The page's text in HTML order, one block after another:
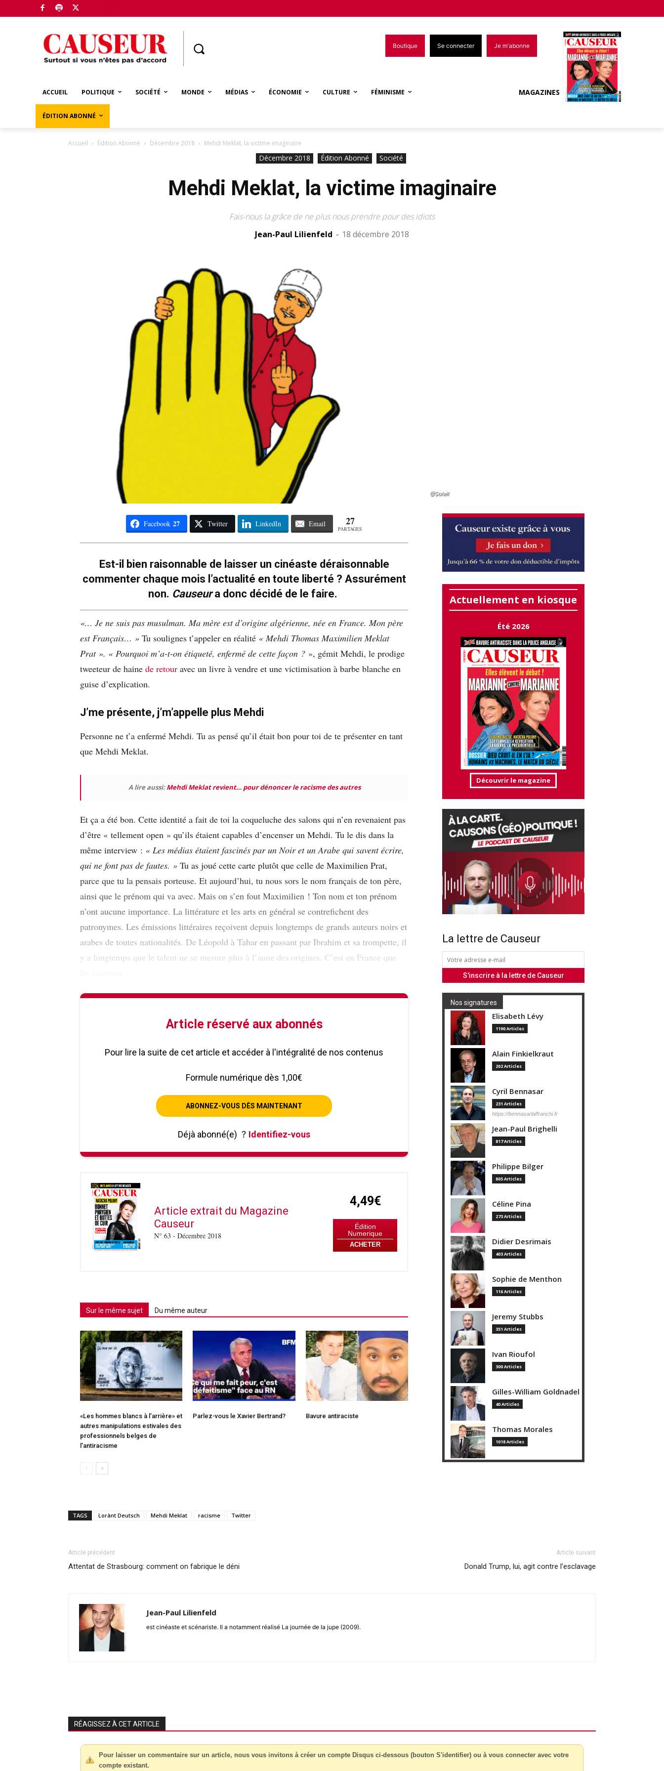
Boutique Se connecter Je m'abonne
ACCUEIL POLITIQUE SOCIÉTÉ MONDE MÉDIAS ÉCONOMIE CULTURE FÉMINISME
ÉDITION ABONNÉ
MAGAZINES
Accueil Édition Abonné Décembre 2018 Mehdi Meklat, la victime imaginaire
Décembre 2018 Édition Abonné Société
Mehdi Meklat, la victime imaginaire
Fais-nous la grâce de ne plus nous prendre pour des idiots
Jean-Paul Lilienfeld - 18 décembre 2018
@Soleil
Facebook 27 Twitter LinkedIn Email 27
PARTAGES
Est-il bien raisonnable de laisser un cinéaste déraisonnable
commenter chaque mois l’actualité en toute liberté ? Assurément
non. Causeura donc décidé de le faire.
«… Je ne suis pas musulman. Ma mère est d’origine algérienne, née en France. Mon père
est Français… » Tu soulignes t’appeler en réalité « Mehdi Thomas Maximilien Meklat
Prat ». « Pourquoi m’a-t-on étiqueté, enfermé de cette façon ? », gémit Mehdi, le prodige
tweeteur de haine de retour avec un livre à vendre et une victimisation à barbe blanche en
guise d’explication.
J’me présente, j’m’appelle plus Mehdi
Personne ne t’a enfermé Mehdi. Tu as pensé qu’il était bon pour toi de te présenter en tant
que Mehdi Meklat.
A lire aussi:Mehdi Meklat revient… pour dénoncer le racisme des autres
Et ça a été bon. Cette identité a fait de toi la coqueluche des salons qui n’en revenaient pas
d’être « tellement open » qu’ils étaient capables d’encenser un Mehdi. Tu le dis dans la
même interview : « Les médias étaient fascinés par un Noir et un Arabe qui savent écrire,
qui ne font pas de fautes. » Tu as joué cette carte plutôt que celle de Maximilien Prat,
parce que tu la pensais porteuse. Et aujourd’hui, tu nous sors le nom français de ton père,
ainsi que le prénom qui va avec. Mais on s’en fout Maximilien ! Ton nom et ton prénom
n’ont aucune importance. La littérature et les arts en général se contrefichent des
patronymes. Les émissions littéraires reçoivent depuis longtemps de grands auteurs noirs et
arabes de toutes nationalités. De Léopold à Tahar en passant par Ibrahim et sa trompette, il
y a longtemps que le talent ne se mesure plus à l’aune des origines. C’est en France que
Article réservé aux abonnés
Pour lire la suite de cet article et accéder à l'intégralité de nos contenus
Formule numérique dès 1,00€
ABONNEZ-VOUS DÈS MAINTENANT
Déjà abonné(e) ? Identifiez-vous
Article extrait du Magazine
Causeur
N° 63 - Décembre 2018
4,49€
Édition
Numerique
ACHETER
Sur le même sujet Du même auteur
«Les hommes blancs à l’arrière» et
autres manipulations estivales des
professionnels belges de
l’antiracisme
Parlez-vous le Xavier Bertrand? Bavure antiraciste
Actuellement en kiosque
Été 2026
Découvrir le magazine
La lettre de Causeur
Nos signatures
Elisabeth Lévy
1190 Articles
Alain Finkielkraut
202 Articles
Cyril Bennasar
231 Articles
https://bennasarlaffranchi.fr
Jean-Paul Brighelli
817 Articles
Philippe Bilger
805 Articles
Céline Pina
273 Articles
Didier Desrimais
403 Articles
Sophie de Menthon
116 Articles
Jeremy Stubbs
351 Articles
Ivan Rioufol
300 Articles
Gilles-William Goldnadel
40 Articles
Thomas Morales
1018 Articles
TAGS Lorànt Deutsch Mehdi Meklat racisme Twitter
Article précédent
Attentat de Strasbourg: comment on fabrique le déni
Article suivant
Donald Trump, lui, agit contre l’esclavage
Jean-Paul Lilienfeld
est cinéaste et scénariste. Il a notamment réalisé La journée de la jupe (2009).
RÉAGISSEZ À CET ARTICLE
Pour laisser un commentaire sur un article, nous vous invitons à créer un compte Disqus ci-dessous (bouton S'identifier) ou à vous connecter avec votre
compte existant.